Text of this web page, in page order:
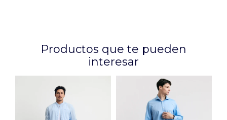
Productos que te pueden
interesar